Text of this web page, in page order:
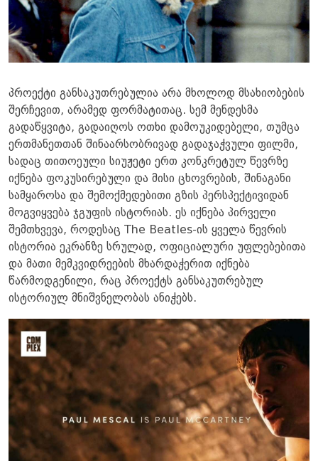
პროექტი განსაკუთრებულია არა მხოლოდ მსახიობების
შერჩევით, არამედ ფორმატითაც. სემ მენდესმა
გადაწყვიტა, გადაიღოს ოთხი დამოუკიდებელი, თუმცა
ერთმანეთთან შინაარსობრივად გადაჯაჭვული ფილმი,
სადაც თითოეული სიუჟეტი ერთ კონკრეტულ წევრზე
იქნება ფოკუსირებული და მისი ცხოვრების, შინაგანი
სამყაროსა და შემოქმედებითი გზის პერსპექტივიდან
მოგვიყვება ჯგუფის ისტორიას. ეს იქნება პირველი
შემთხვევა, როდესაც The Beatles-ის ყველა წევრის
ისტორია ეკრანზე სრულად, ოფიციალური უფლებებითა
და მათი მემკვიდრეების მხარდაჭერით იქნება
წარმოდგენილი, რაც პროექტს განსაკუთრებულ
ისტორიულ მნიშვნელობას ანიჭებს.